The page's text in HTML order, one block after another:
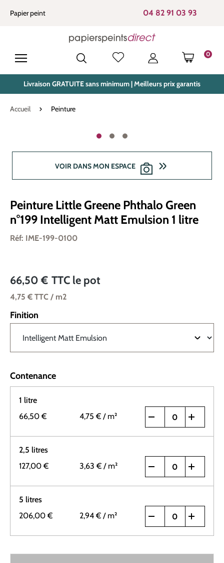
principal
Papier peint 04 82 91 03 93
0
LE
Livraison GRATUITE sans minimum | Meilleurs prix garantis
Accueil Peinture
VOIR DANS MON ESPACE
Peinture Little Greene Phthalo Green
n°199 Intelligent Matt Emulsion 1 litre
Réf: IME-199-0100
66,50 € TTC le pot
4,75 € TTC / m2
Finition
Contenance
1 litre
66,50 €
4,75 € / m²
2,5 litres
127,00 €
3,63 € / m²
5 litres
206,00 €
2,94 € / m²